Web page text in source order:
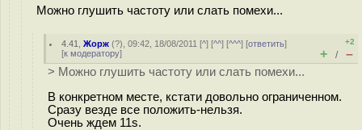
Можно глушить частоту или слать помехи...
4.41 ,Жорж (?), 09:42, 18/08/2011 [^] [^^] [^^^] [ответить]
[к модератору]
+2
+ / –
> Можно глушить частоту или слать помехи...
В конкретном месте, кстати довольно ограниченном.
Сразу везде все положить-нельзя.
Очень ждем 11s.